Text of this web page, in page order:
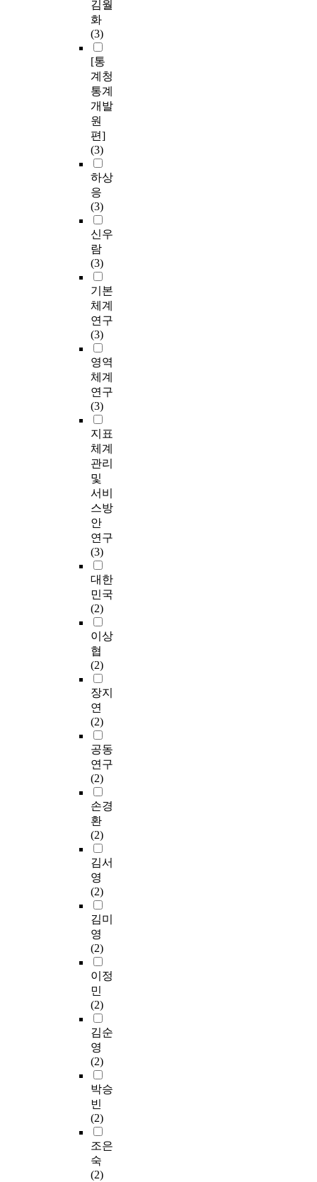
김월
화
(3)
[통
계청
통계
개발
원
편]
(3)
하상
응
(3)
신우
람
(3)
기본
체계
연구
(3)
영역
체계
연구
(3)
지표
체계
관리
및
서비
스방
안
연구
(3)
대한
민국
(2)
이상
협
(2)
장지
연
(2)
공동
연구
(2)
손경
환
(2)
김서
영
(2)
김미
영
(2)
이정
민
(2)
김순
영
(2)
박승
빈
(2)
조은
숙
(2)